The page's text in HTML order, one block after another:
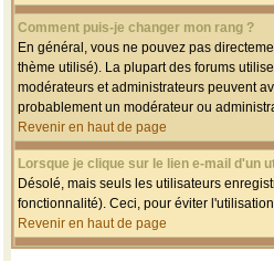
Comment puis-je changer mon rang ?
En général, vous ne pouvez pas
thème utilisé). La plupart des forums
modérateurs et administrateurs peuvent
probablement un modérateur ou
Revenir en haut de page
Lorsque je clique sur le lien e-mail d'un
Désolé, mais seuls les utilisateurs
fonctionnalité). Ceci, pour éviter
Revenir en haut de page